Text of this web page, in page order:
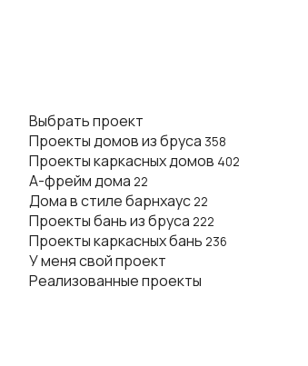
Выбрать проект
Проекты домов из бруса 358
Проекты каркасных домов 402
А-фрейм дома 22
Дома в стиле барнхаус22
Проекты бань из бруса 222
Проекты каркасных бань 236
У меня свой проект
Реализованные проекты